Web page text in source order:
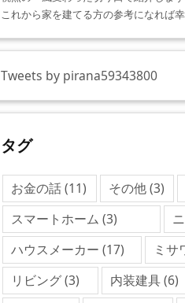
これから家を建てる方の参考になれば幸
Tweets by pirana59343800
タグ
お金の話(11) その他(3)
スマートホーム (3)
ハウスメーカー (17) ミサ
リビング(3) 内装建具(6)